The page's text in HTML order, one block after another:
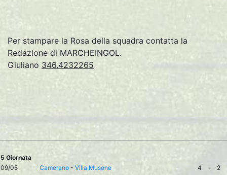
Per stampare la Rosa della squadra contatta la
Redazione di MARCHEINGOL.
Giuliano 346.4232265
5 Giornata
09/05
Camerano - Villa Musone 4 -
2